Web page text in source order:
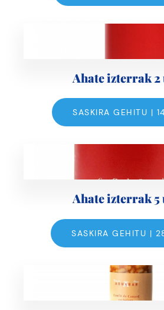
Ahate izterrak
SASKIRA GEHITU |
Ahate izterrak 5
SASKIRA GEHITU |